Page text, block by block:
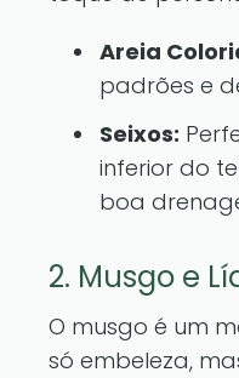
Areia
padrões e
Seixos:
inferior do
boa
2. Musgo e
O musgo é um
só embeleza,